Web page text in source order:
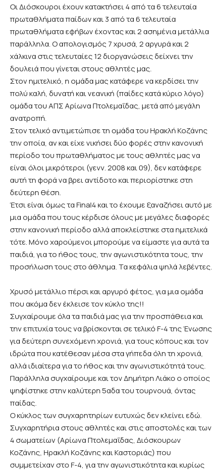
Οι Διόσκουροι έχουν κατακτήσει 4 από τα 6 τελευταία
πρωταθλήματα παίδων και 3 από τα 6 τελευταία
πρωταθλήματα εφήβων έχοντας και 2 ασημένια μετάλλια
παράλληλα. Ο απολογισμός 7 χρυσά, 2 αργυρά και 2
χάλκινα στις τελευταίες 12 διοργανώσεις δείχνει την
δουλειά που γίνεται στους αθλητές μας.
Στον ημιτελικό, η ομάδα μας κατάφερε να κερδίσει την
πολύ καλή, δυνατή και νεανική (παίδες κατά κύριο λόγο)
ομάδα του ΑΠΣ Αρίωνα Πτολεμαΐδας, μετά από μεγάλη
ανατροπή.
Στον τελικό αντιμετώπισε τη ομάδα του Ηρακλή Κοζάνης
την οποία, αν και είχε νικήσει δύο φορές στην κανονική
περίοδο του πρωταθλήματος με τους αθλητές μας να
είναι όλοι μικρότεροι (γενν. 2008 και 09), δεν κατάφερε
αυτή τη φορά να βρει αντίδοτο και περιορίστηκε στη
δεύτερη θέση.
Έτσι είναι όμως τα Final4 και το έχουμε ξαναζήσει αυτό με
μια ομάδα που τους κέρδισε όλους με μεγάλες διαφορές
στην κανονική περίοδο αλλά αποκλείστηκε στα ημιτελικά
τότε. Μόνο χαρούμενοι μπορούμε να είμαστε για αυτά τα
παιδιά, για το ήθος τους, την αγωνιστικότητα τους, την
προσήλωση τους στο άθλημα. Τα κεφάλια ψηλά λεβέντες.
Χρυσό μετάλλιο πέρσι και αργυρό φέτος, για μια ομάδα
που ακόμα δεν έκλεισε τον κύκλο της!!
Συγχαίρουμε όλα τα παιδιά μας για την προσπάθεια και
την επιτυχία τους να βρίσκονται σε τελικό F-4 της Ένωσης
για δεύτερη συνεχόμενη χρονιά, για τους κόπους και τον
ιδρώτα που κατέθεσαν μέσα στα γήπεδα όλη τη χρονιά,
αλλά ιδιαίτερα για το ήθος και την αγωνιστικότητά τους.
Παράλληλα συγχαίρουμε και τον Δημήτρη Λιάκο ο οποίος
ψηφίστηκε στην καλύτερη 5αδα του τουρνουά, όντας
παίδας.
Ο κύκλος των συγχαρητηρίων ευτυχώς δεν κλείνει εδώ.
Συγχαρητήρια στους αθλητές και στις αποστολές και των
4 σωματείων (Αρίωνα Πτολεμαΐδας, Διόσκουρων
Κοζάνης, Ηρακλή Κοζάνης και Καστοριάς) που
συμμετείχαν στο F-4, για την αγωνιστικότητα και κυρίως